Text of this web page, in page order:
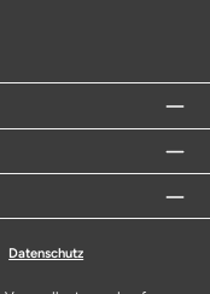
Datenschutz